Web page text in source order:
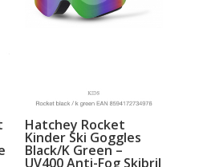
Hatchey Rocket
Kinder Ski Goggles
Black/K Green –
UV400 Anti-Fog Skibril